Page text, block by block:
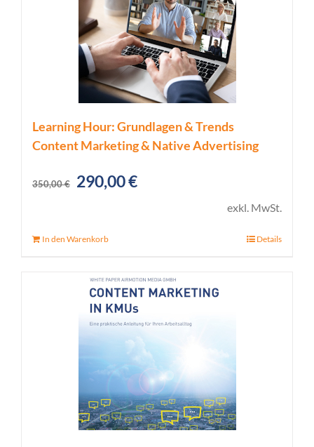
Learning Hour: Grundlagen & Trends
Content Marketing & Native Advertising
350,00€
Ursprünglicher
290,00€Aktueller
exkl. MwSt.
In den Warenkorb Details